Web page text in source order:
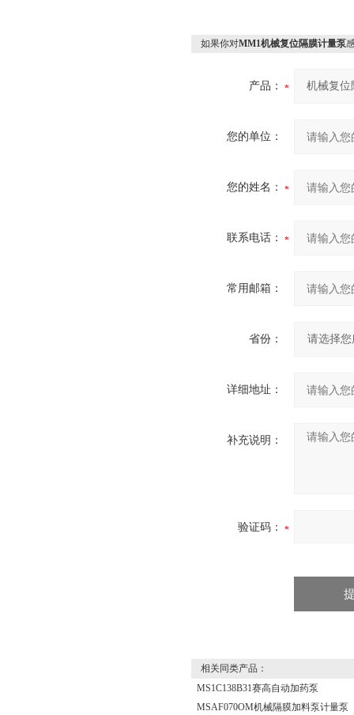
如果你对‍MM1机械复位隔膜计量泵‍
产品：
您的单位：
您的姓名：
联系电话：
常用邮箱：
省份：
详细地址：
补充说明：
验证码：
相关同类产品：
MS1C138B31赛高自动加药泵
‍‍MSAF070OM‍机械隔膜加料泵计量泵‍